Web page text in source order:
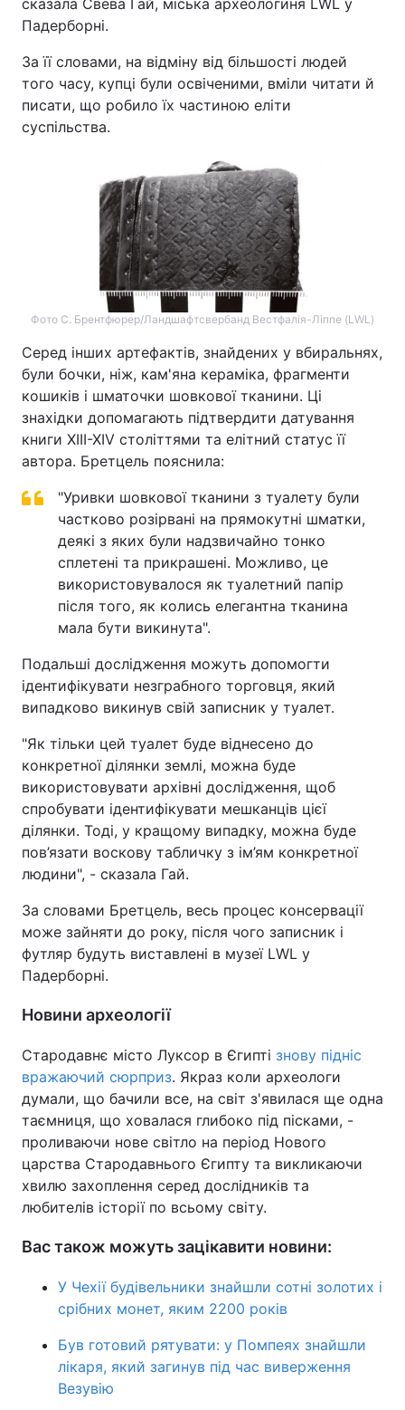
сказала Свева Гай, міська археологиня LWL у
Падерборні.
За її словами, на відміну від більшості людей
того часу, купці були освіченими, вміли читати й
писати, що робило їх частиною еліти
суспільства.
Фото С. Брентфюрер/Ландшафтсвербанд Вестфалія-Ліппе (LWL)
Серед інших артефактів, знайдених у вбиральнях,
були бочки, ніж, кам'яна кераміка, фрагменти
кошиків і шматочки шовкової тканини. Ці
знахідки допомагають підтвердити датування
книги XIII-XIV століттями та елітний статус її
автора. Бретцель пояснила:
"Уривки шовкової тканини з туалету були
частково розірвані на прямокутні шматки,
деякі з яких були надзвичайно тонко
сплетені та прикрашені. Можливо, це
використовувалося як туалетний папір
після того, як колись елегантна тканина
мала бути викинута".
Подальші дослідження можуть допомогти
ідентифікувати незграбного торговця, який
випадково викинув свій записник у туалет.
"Як тільки цей туалет буде віднесено до
конкретної ділянки землі, можна буде
використовувати архівні дослідження, щоб
спробувати ідентифікувати мешканців цієї
ділянки. Тоді, у кращому випадку, можна буде
пов’язати воскову табличку з ім’ям конкретної
людини", - сказала Гай.
За словами Бретцель, весь процес консервації
може зайняти до року, після чого записник і
футляр будуть виставлені в музеї LWL у
Падерборні.
Новини археології
Стародавнє місто Луксор в Єгипті знову підніс
вражаючий сюрприз. Якраз коли археологи
думали, що бачили все, на світ з'явилася ще одна
таємниця, що ховалася глибоко під пісками, -
проливаючи нове світло на період Нового
царства Стародавнього Єгипту та викликаючи
хвилю захоплення серед дослідників та
любителів історії по всьому світу.
Вас також можуть зацікавити новини:
У Чехії будівельники знайшли сотні золотих і
срібних монет, яким 2200 років
Був готовий рятувати: у Помпеях знайшли
лікаря, який загинув під час виверження
Везувію